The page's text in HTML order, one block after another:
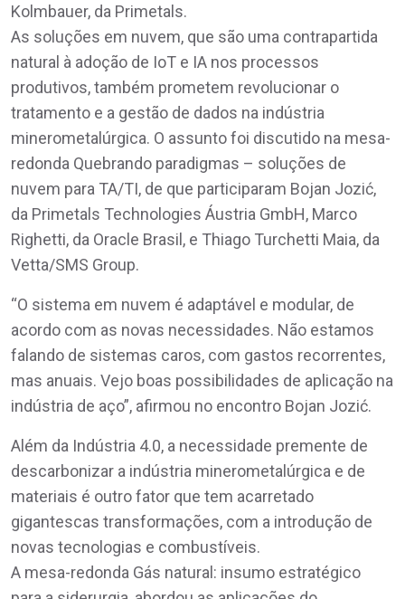
Kolmbauer, da Primetals.
As soluções em nuvem, que são uma contrapartida
natural à adoção de IoT e IA nos processos
produtivos, também prometem revolucionar o
tratamento e a gestão de dados na indústria
minerometalúrgica. O assunto foi discutido na mesa-
redonda Quebrando paradigmas – soluções de
nuvem para TA/TI, de que participaram Bojan Jozić,
da Primetals Technologies Áustria GmbH, Marco
Righetti, da Oracle Brasil, e Thiago Turchetti Maia, da
Vetta/SMS Group.
“O sistema em nuvem é adaptável e modular, de
acordo com as novas necessidades. Não estamos
falando de sistemas caros, com gastos recorrentes,
mas anuais. Vejo boas possibilidades de aplicação na
indústria de aço”, afirmou no encontro Bojan Jozić.
Além da Indústria 4.0, a necessidade premente de
descarbonizar a indústria minerometalúrgica e de
materiais é outro fator que tem acarretado
gigantescas transformações, com a introdução de
novas tecnologias e combustíveis.
A mesa-redonda Gás natural: insumo estratégico